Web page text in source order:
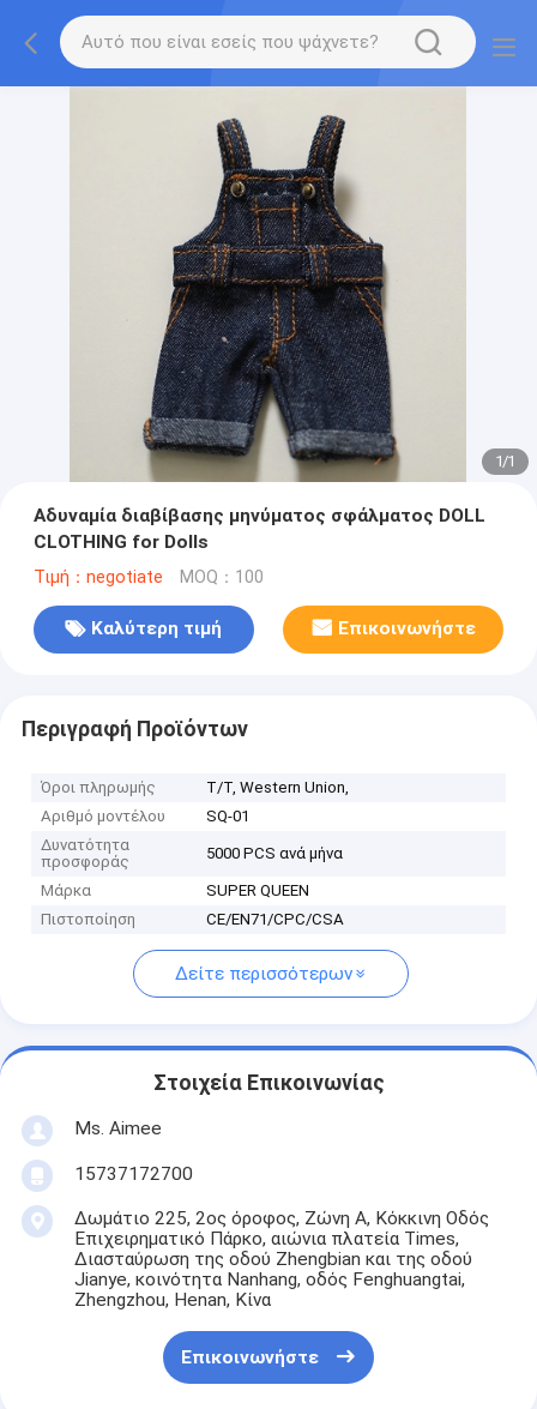
1/1
Αδυναμία διαβίβασης μηνύματος σφάλματος DOLL
CLOTHING for Dolls
Τιμή：negotiate MOQ：100
Καλύτερη τιμή Επικοινωνήστε
Περιγραφή Προϊόντων
Όροι πληρωμής
Τ/Τ, Western Union,
Αριθμό μοντέλου
SQ-01
Δυνατότητα
προσφοράς
5000 PCS ανά μήνα
Μάρκα
SUPER QUEEN
Πιστοποίηση
CE/EN71/CPC/CSA
Δείτε περισσότερων
Στοιχεία Επικοινωνίας
Ms. Aimee
15737172700
Δωμάτιο 225, 2ος όροφος, Ζώνη Α, Κόκκινη Οδός
Επιχειρηματικό Πάρκο, αιώνια πλατεία Times,
Διασταύρωση της οδού Zhengbian και της οδού
Jianye, κοινότητα Nanhang, οδός Fenghuangtai,
Zhengzhou, Henan, Κίνα
Επικοινωνήστε